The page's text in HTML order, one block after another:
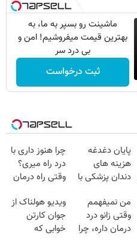
ماشینت رو بسپر به ما، به
بهترین قیمت میفروشیم! امن و
بی درد سر
ثبت درخواست
پایان دغدغه
هزینه های
دندان پزشکی با
خانگی
چرا هنوز داری با
درد راه میری؟
وقتی راه درمان
من نمیفهمم
وقتی زانو درد
درمان داره، چرا
ویدیو هولناک از
جوان کارتن
خوابی که